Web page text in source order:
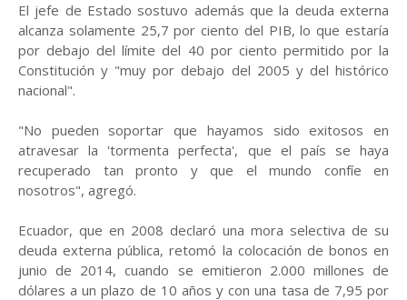
El jefe de Estado sostuvo además que la deuda externa
alcanza solamente 25,7 por ciento del PIB, lo que estaría
por debajo del límite del 40 por ciento permitido por la
Constitución y "muy por debajo del 2005 y del histórico
nacional".
"No pueden soportar que hayamos sido exitosos en
atravesar la 'tormenta perfecta', que el país se haya
recuperado tan pronto y que el mundo confíe en
nosotros", agregó.
Ecuador, que en 2008 declaró una mora selectiva de su
deuda externa pública, retomó la colocación de bonos en
junio de 2014, cuando se emitieron 2.000 millones de
dólares a un plazo de 10 años y con una tasa de 7,95 por